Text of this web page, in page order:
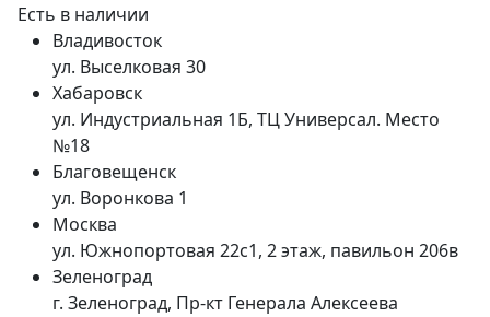
Есть в наличии
Владивосток
ул. Выселковая 30
Хабаровск
ул. Индустриальная 1Б, ТЦ Универсал. Место
№18
Благовещенск
ул. Воронкова 1
Москва
ул. Южнопортовая 22с1, 2 этаж, павильон 206в
Зеленоград
г. Зеленоград, Пр-кт Генерала Алексеева